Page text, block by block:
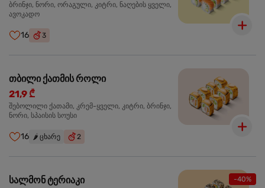
ბრინჯი, ნორი, ორაგული, კიტრი, ნაღების ყველი,
ავოკადო
16 3
თბილი ქათმის როლი
21,9 ₾
შებოლილი ქათამი, კრემ-ყველი, კიტრი, ბრინჯი,
ნორი, სპაისის სოუსი
16 🌶️ ცხარე 2
-40%
სალმონ ტერიაკი